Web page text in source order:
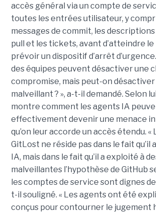
accès général via un compte de
toutes les entrées utilisateur, y
messages de commit, les
pull et les tickets, avant d’atteindre le
prévoir un dispositif d’arrêt
des équipes peuvent désactiver une
compromise, mais peut-on
malveillant ? », a-t-il demandé. Selon
montre comment les agents IA
effectivement devenir une menace
qu’on leur accorde un accès étendu. «
GitLost ne réside pas dans le fait qu’il
IA, mais dans le fait qu’il a exploité à
malveillantes l’hypothèse de GitHub
les comptes de service sont dignes
t-il souligné. « Les agents ont été
conçus pour contourner le jugement